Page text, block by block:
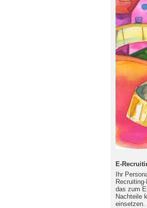
E-
Ihr
das zum
Nachteile
einsetzen.